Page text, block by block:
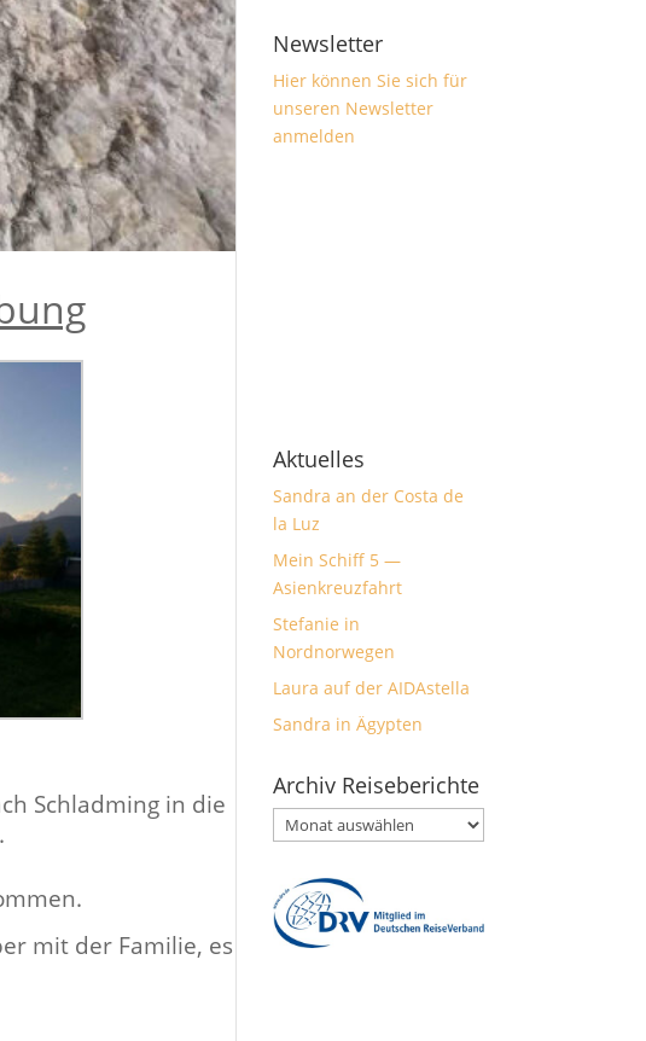
Schlad­ming in die
mit der Fam­i­lie, es
Newsletter
Hier kön­nen Sie sich für
unseren Newslet­ter
anmelden
Aktuelles
Sandra an der Costa de
la Luz
Mein Schiff 5 —
Asienkreuzfahrt
Stefanie in
Nordnorwegen
Laura auf der AIDAstella
Sandra in Ägypten
Archiv Reiseberichte
Archiv
Reiseberichte